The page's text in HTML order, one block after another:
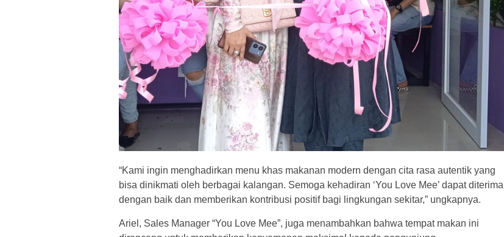
“Kami ingin menghadirkan menu khas makanan modern dengan cita rasa autentik yang
bisa dinikmati oleh berbagai kalangan. Semoga kehadiran ‘You Love Mee’ dapat diterima
dengan baik dan memberikan kontribusi positif bagi lingkungan sekitar,” ungkapnya.
Ariel, Sales Manager “You Love Mee”, juga menambahkan bahwa tempat makan ini